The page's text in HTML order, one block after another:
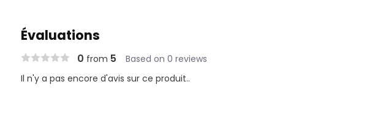
Évaluations
0 from 5 Based on 0 reviews
Il n'y a pas encore d'avis sur ce produit..